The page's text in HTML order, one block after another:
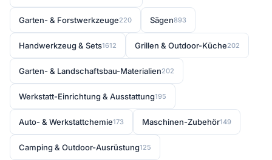
Garten- & Forstwerkzeuge220 Sägen893
Handwerkzeug & Sets1612 Grillen & Outdoor-Küche202
Garten- & Landschaftsbau-Materialien202
Werkstatt-Einrichtung & Ausstattung195
Auto- & Werkstattchemie173 Maschinen-Zubehör149
Camping & Outdoor-Ausrüstung125